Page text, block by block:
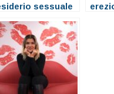
sessuale